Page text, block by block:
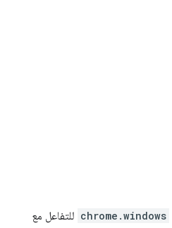
chrome.windows للتفاعل مع